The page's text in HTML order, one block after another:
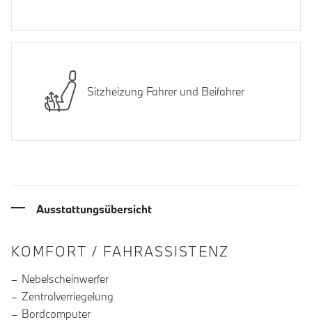
Sitzheizung Fahrer und Beifahrer
Ausstattungsübersicht
INFORMATIONEN ÜBER DIE
KOMFORT / FAHRASSISTENZ
Nebelscheinwerfer
Zentralverriegelung
Bordcomputer